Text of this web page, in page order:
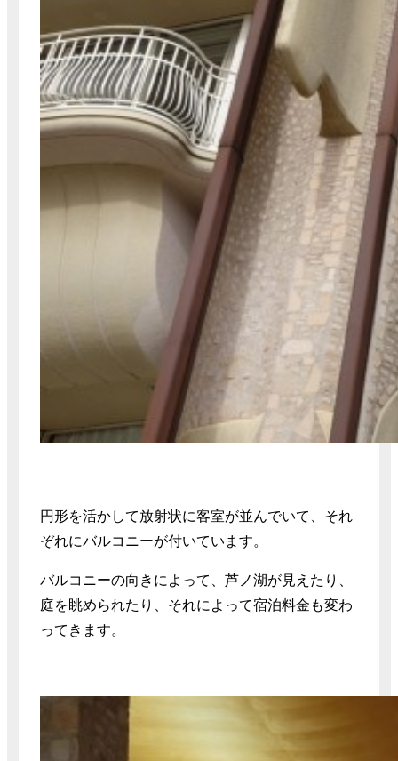
円形を活かして放射状に客室が並んでいて、それ
ぞれにバルコニーが付いています。
バルコニーの向きによって、芦ノ湖が見えたり、
庭を眺められたり、それによって宿泊料金も変わ
ってきます。